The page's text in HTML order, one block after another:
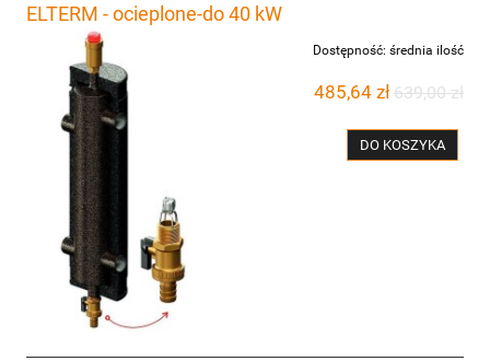
ELTERM - ocieplone-do 40 kW
Dostępność: średnia ilość
485,64 zł639,00 zł
DO KOSZYKA